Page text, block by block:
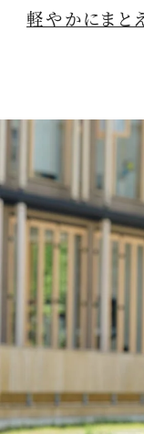
軽やかにまと